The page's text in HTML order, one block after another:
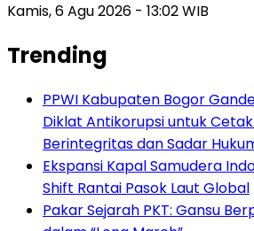
Kamis, 6 Agu 2026 - 13:02 WIB
Trending
PPWI Kabupaten Bogor
Diklat Antikorupsi untuk
Berintegritas dan Sadar
Ekspansi Kapal Samudera
Shift Rantai Pasok Laut Global
Pakar Sejarah PKT: Gansu